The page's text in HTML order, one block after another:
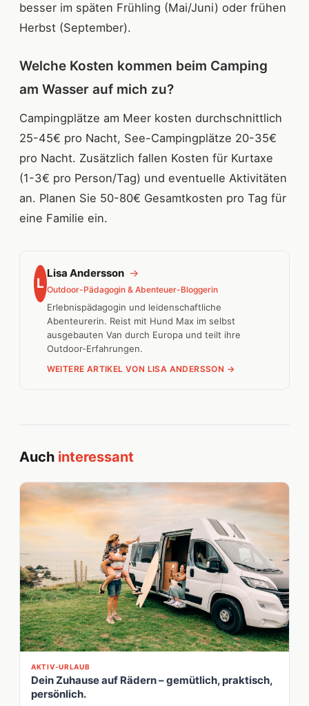
besser im späten Frühling (Mai/Juni) oder frühen
Herbst (September).
Welche Kosten kommen beim Camping
am Wasser auf mich zu?
Campingplätze am Meer kosten durchschnittlich
25-45€ pro Nacht, See-Campingplätze 20-35€
pro Nacht. Zusätzlich fallen Kosten für Kurtaxe
(1-3€ pro Person/Tag) und eventuelle Aktivitäten
an. Planen Sie 50-80€ Gesamtkosten pro Tag für
eine Familie ein.
L
Lisa Andersson →
Outdoor-Pädagogin & Abenteuer-Bloggerin
Erlebnispädagogin und leidenschaftliche
Abenteurerin. Reist mit Hund Max im selbst
ausgebauten Van durch Europa und teilt ihre
Outdoor-Erfahrungen.
WEITERE ARTIKEL VON LISA ANDERSSON →
Auch interessant
AKTIV-URLAUB
Dein Zuhause auf Rädern – gemütlich, praktisch,
persönlich.